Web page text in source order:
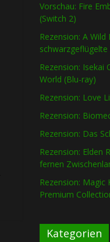
Vorschau: Fire
(Switch 2)
Rezension: A
Rezension:
World (Blu-ray)
Rezension: Love
Rezension:
Rezension: Das
Rezension: Elden
fernen
Rezension: Magic
Premium
Kategorien